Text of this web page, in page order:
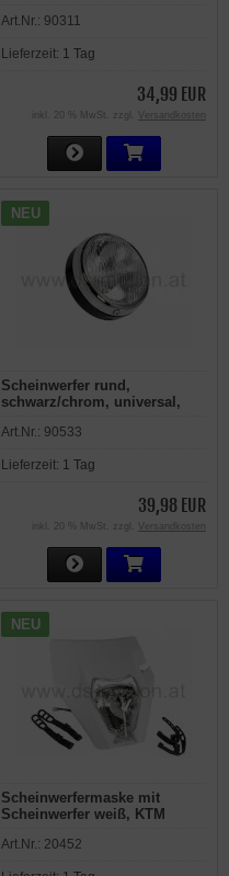
Art.Nr.: 90311
Lieferzeit: 1 Tag
34,99 EUR
inkl. 20 % MwSt. zzgl. Versandkosten
NEU
Scheinwerfer rund,
schwarz/chrom, universal,
Art.Nr.: 90533
Lieferzeit: 1 Tag
39,98 EUR
inkl. 20 % MwSt. zzgl. Versandkosten
NEU
Scheinwerfermaske mit
Scheinwerfer weiß, KTM
Halterungen
Art.Nr.: 20452